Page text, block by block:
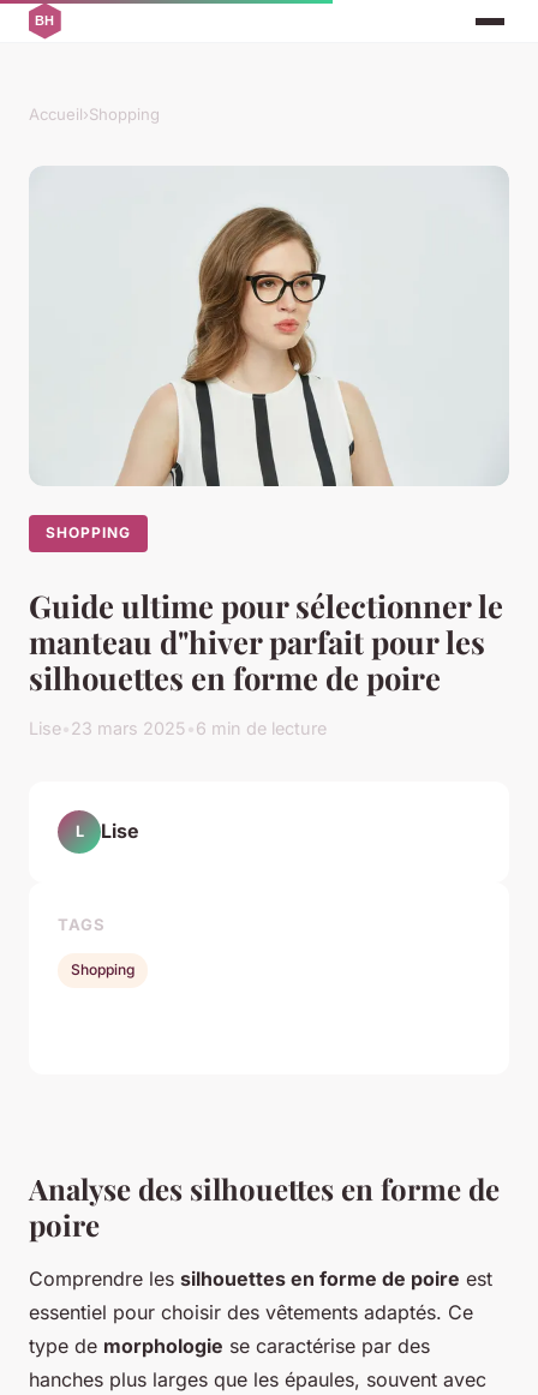
Accueil›Shopping
SHOPPING
Guide ultime pour sélectionner le
manteau d"hiver parfait pour les
silhouettes en forme de poire
Lise•23 mars 2025•6 min de lecture
Analyse des silhouettes en forme de
poire
Comprendre les silhouettes en forme de poire est
essentiel pour choisir des vêtements adaptés. Ce
type de morphologie se caractérise par des
hanches plus larges que les épaules, souvent avec
L Lise
TAGS
Shopping